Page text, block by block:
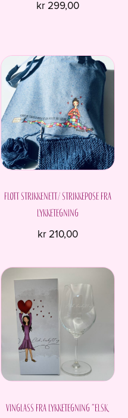
kr299,00
Flott strikkenett/ strikkepose fra
Lykketegning
kr210,00
produktet
har
flere
varianter.
Alternativene
kan
velges
på
Vinglass fra Lykketegning “Elsk,